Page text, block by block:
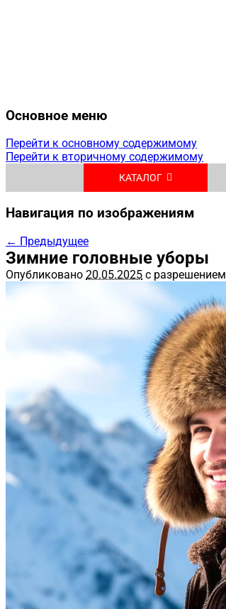
Основное меню
Перейти к основному содержимому
Перейти к вторичному содержимому
КАТАЛОГ
Навигация по изображениям
← Предыдущее
Зимние головные уборы
Опубликовано 20.05.2025 с разрешением